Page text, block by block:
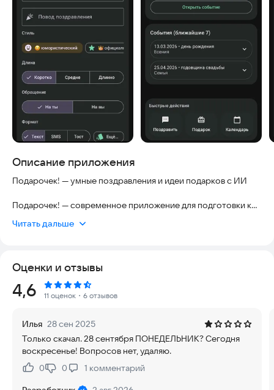
Описание приложения
Подарочек! — умные поздравления и идеи подарков с ИИ
Подарочек! — современное приложение для подготовки к
поздравлений и выбора подарков — в одном месте.
что вы забудете о важной дате. Приложение сохранит
события, заранее напомнит о них и поможет создать
красивое, душевное поздравление всего за несколько
Возможности приложения:
📅 Календарь событий
Добавляйте дни рождения, праздники и личные даты, чтобы
всегда держать их под контролем.
Читать дальше
Оценки и отзывы
Рейтинг:
4,6 11 оценок ・6 отзывов
Илья 28 сен 2025
Только скачал. 28 сентября ПОНЕДЕЛЬНИК? Сегодня
воскресенье! Вопросов нет, удаляю.
Нравится:
0Не нравится:
0 1 комментарий